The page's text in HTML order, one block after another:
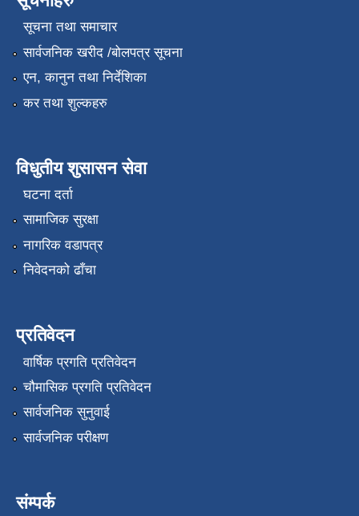
सूचना तथा समाचार
सार्वजनिक खरीद /बोलपत्र सूचना
एन, कानुन तथा निर्देशिका
कर तथा शुल्कहरु
विधुतीय शुसासन सेवा
घटना दर्ता
सामाजिक सुरक्षा
नागरिक वडापत्र
निवेदनको ढाँचा
प्रतिवेदन
वार्षिक प्रगति प्रतिवेदन
चौमासिक प्रगति प्रतिवेदन
सार्वजनिक सुनुवाई
सार्वजनिक परीक्षण
संम्पर्क